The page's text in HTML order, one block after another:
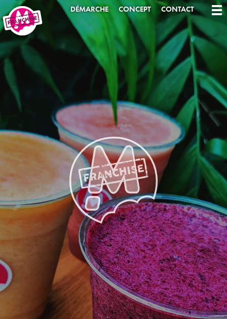
DÉMARCHE CONCEPT CONTACT